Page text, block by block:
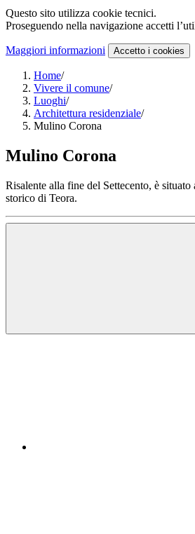
Questo sito utilizza cookie tecnici.
Proseguendo nella navigazione accetti
Maggiori informazioni Accetto i cookies
Home/
Vivere il comune/
Luoghi/
Architettura residenziale/
Mulino Corona
Mulino Corona
Risalente alla fine del Settecento, è
storico di Teora.